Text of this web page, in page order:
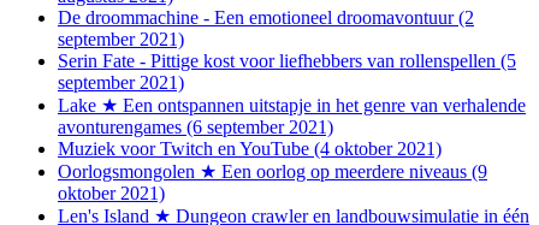
De droommachine - Een emotioneel droomavontuur (2
september 2021)
Serin Fate - Pittige kost voor liefhebbers van rollenspellen (5
september 2021)
Lake ★ Een ontspannen uitstapje in het genre van verhalende
avonturengames (6 september 2021)
Muziek voor Twitch en YouTube (4 oktober 2021)
Oorlogsmongolen ★ Een oorlog op meerdere niveaus (9
oktober 2021)
Len's Island ★ Dungeon crawler en landbouwsimulatie in één